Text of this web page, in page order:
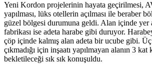
Yeni Kordon projelerinin hayata geçirilmesi,
yapılması, lüks otellerin açılması ile beraber
güzel bölgesi durumuna geldi. Alan içinde
fabrikası ise adeta harabe gibi duruyor.
çöp içinde kalmış alan adeta bir ucube gibi.
çıkmadığı için inşaatı yapılmayan alanın 3 kat
bekletileceği sık sık konuşuldu.